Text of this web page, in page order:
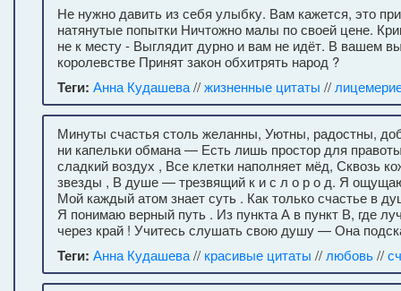
Не нужно давить из себя улыбку. Вам кажется, это
натянутые попытки Ничтожно малы по своей цене.
не к месту - Выглядит дурно и вам не идёт. В вашем
королевстве Принят закон обхитрять народ ?
Теги: Анна Кудашева//жизненные цитаты //
Минуты счастья столь желанны, Уютны, радостны,
ни капельки обмана — Есть лишь простор для
сладкий воздух , Все клетки наполняет мёд, Сквозь
звезды , В душе — трезвящий к и с л о р о д. Я
Мой каждый атом знает суть . Как только счастье в
Я понимаю верный путь . Из пункта А в пункт В, где
через край ! Учитесь слушать свою душу — Она
Теги: Анна Кудашева// красивые цитаты // любовь//